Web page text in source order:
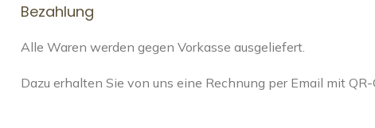
Bezahlung
Alle Waren werden gegen Vorkasse ausgeliefert.
Dazu erhalten Sie von uns eine Rechnung per Email mit QR-